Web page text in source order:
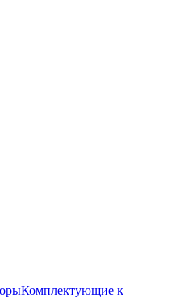
Комплектующие к